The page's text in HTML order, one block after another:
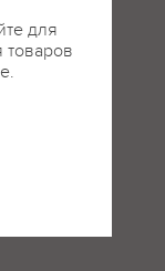
для